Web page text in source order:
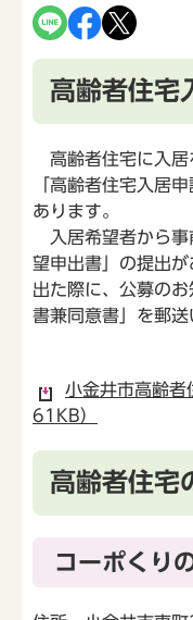
高齢者住宅
高齢者住宅に入居
「高齢者住宅入居
あります。
入居希望者から事
望申出書」の提出
出た際に、公募の
書兼同意書」を郵送
小金井市高齢者
61KB）
高齢者住宅
コーポくり